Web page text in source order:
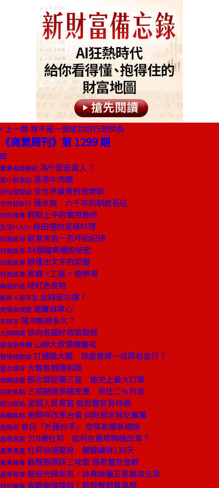
上一期 我不是一個成功的行政院長
《商業周刊》第 1299 期
董事長嬉遊記 為什麼是真人？
嘗小鮮筆記 清湯牛肉麵
詩仙堂閒話 全世界最貴的音樂節
世界超旅行 薩米族 六千年的馴鹿長征
特別報導 輕鬆上手的實用藝術
生活FLASH 綠田裡的星級料理
封面故事 創意來自一百坪的紀律
封面故事 84個檔案櫃的祕密
封面故事 耕種出文字的菜園
封面故事 客廳 =工廠 = 遊樂場
編者的話 桃紅色皮鞋
創辦人聊天室 金錢是功課！
商場自慢塾 遠離自尊心
去梯言 陳冲能做多久？
大師開講 快向各國好政策取經
葛洛斯專欄 山姆大叔債癮難戒
管理相對論 打通路大戰 該虛實擇一或兩者並行？
童言識李 大隻蛤乸隨街跳
商周話題 張忠謀逆襲三星 搶史上最大訂單
投資焦點 三招避健保補充費 保住二％利息
政治焦點 星國人民貧富 能影響官員待遇
新聞焦點 施顏祥改革台電 向財部求救吃癟鼈
金融街 昔日「外匯炒手」 空降彰銀新總座
產業風雲 210歲杜邦 如何在最壞時機改革？
產業風雲 杜邦快速變身 關鍵購併130天
產業報導 鬍鬚張誤踩三地雷 逼老董急道歉
產業報導 營造光線氣氛，詠真做遍五星飯店生意
特別報導 扳斷腳逼換殼！軟殼蟹飼養真相